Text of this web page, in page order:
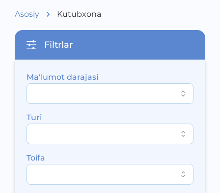
Asosiy Kutubxona
Filtrlar
Ma‘lumot darajasi
Turi
Toifa